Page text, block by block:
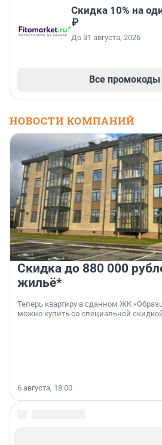
Скидка 10% на
₽
До 31 августа, 2026
Все промокоды
НОВОСТИ КОМПАНИЙ
Скидка до 880 000
жильё*
Теперь квартиру в сданном ЖК
можно купить со специальной
6 августа, 18:00